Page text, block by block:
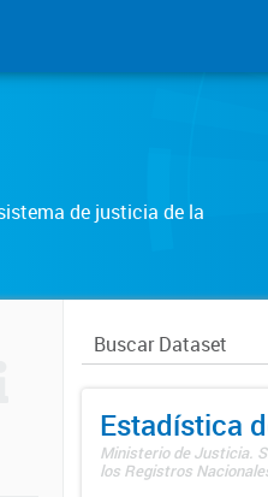
de justicia de la
Estadística
Ministerio de Justicia.
los Registros